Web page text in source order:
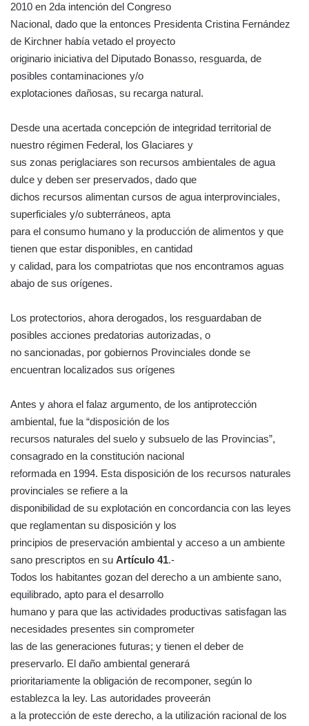
2010 en 2da intención del Congreso
Nacional, dado que la entonces Presidenta Cristina Fernández
de Kirchner había vetado el proyecto
originario iniciativa del Diputado Bonasso, resguarda, de
posibles contaminaciones y/o
explotaciones dañosas, su recarga natural.
Desde una acertada concepción de integridad territorial de
nuestro régimen Federal, los Glaciares y
sus zonas periglaciares son recursos ambientales de agua
dulce y deben ser preservados, dado que
dichos recursos alimentan cursos de agua interprovinciales,
superficiales y/o subterráneos, apta
para el consumo humano y la producción de alimentos y que
tienen que estar disponibles, en cantidad
y calidad, para los compatriotas que nos encontramos aguas
abajo de sus orígenes.
Los protectorios, ahora derogados, los resguardaban de
posibles acciones predatorias autorizadas, o
no sancionadas, por gobiernos Provinciales donde se
encuentran localizados sus orígenes
Antes y ahora el falaz argumento, de los antiprotección
ambiental, fue la “disposición de los
recursos naturales del suelo y subsuelo de las Provincias”,
consagrado en la constitución nacional
reformada en 1994. Esta disposición de los recursos naturales
provinciales se refiere a la
disponibilidad de su explotación en concordancia con las leyes
que reglamentan su disposición y los
principios de preservación ambiental y acceso a un ambiente
sano prescriptos en su Artículo 41.-
Todos los habitantes gozan del derecho a un ambiente sano,
equilibrado, apto para el desarrollo
humano y para que las actividades productivas satisfagan las
necesidades presentes sin comprometer
las de las generaciones futuras; y tienen el deber de
preservarlo. El daño ambiental generará
prioritariamente la obligación de recomponer, según lo
establezca la ley. Las autoridades proveerán
a la protección de este derecho, a la utilización racional de los